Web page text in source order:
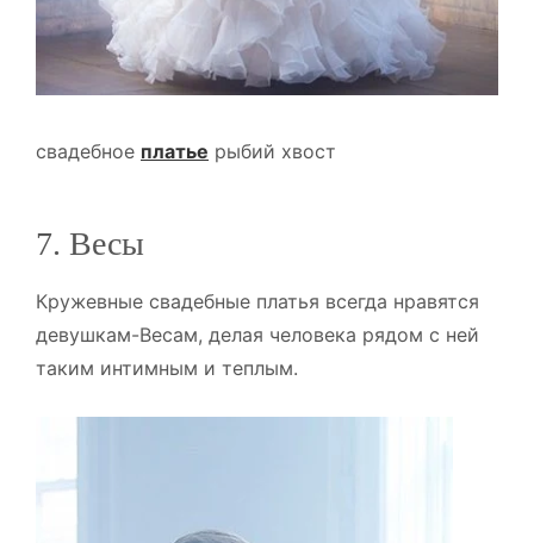
свадебное платье рыбий хвост
7. Весы
Кружевные свадебные платья всегда нравятся
девушкам-Весам, делая человека рядом с ней
таким интимным и теплым.